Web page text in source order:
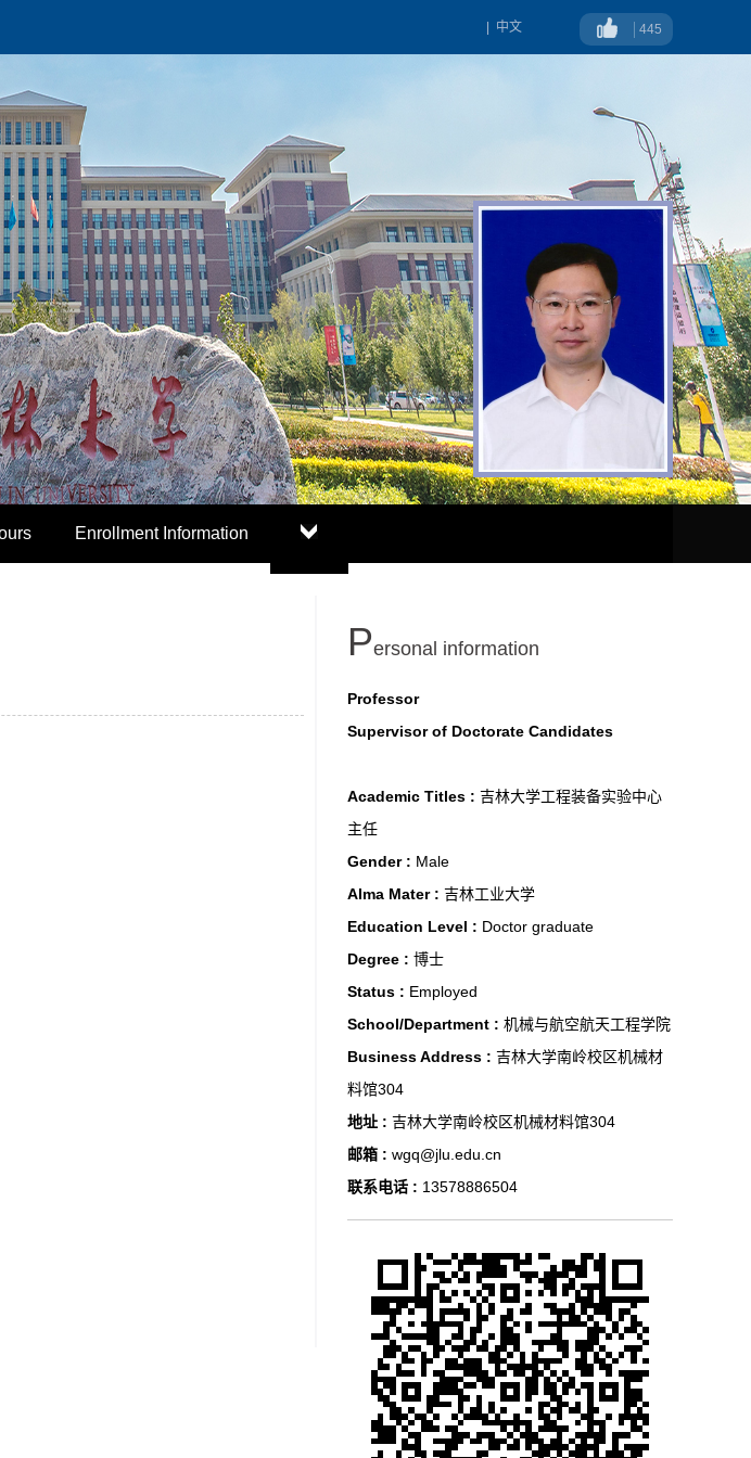
中文 445
Enrollment Information
Personal information
Professor
Supervisor of Doctorate Candidates
Academic Titles : 吉林大学工程装备实验中心
主任
Gender : Male
Alma Mater : 吉林工业大学
Education Level : Doctor graduate
Degree : 博士
Status : Employed
School/Department : 机械与航空航天工程学院
Business Address : 吉林大学南岭校区机械材
料馆304
地址 : 吉林大学南岭校区机械材料馆304
邮箱 : wgq@jlu.edu.cn
联系电话 : 13578886504